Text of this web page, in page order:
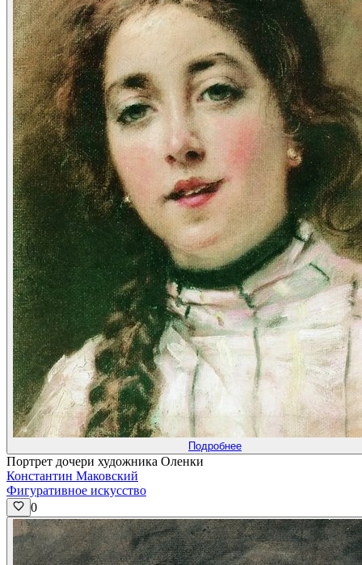
Подробнее
Портрет дочери художника Оленки
Константин Маковский
Фигуративное искусство
0